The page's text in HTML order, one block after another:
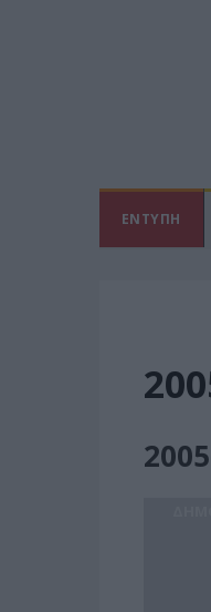
ΕΝΤΥΠΗ